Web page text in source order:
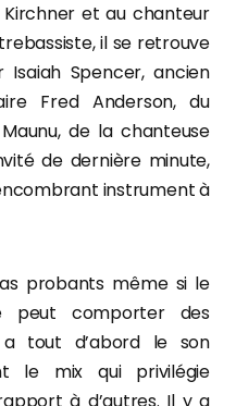
et au chanteur
il se retrouve
Spencer, ancien
Fred Anderson, du
de la chanteuse
de dernière minute,
instrument à
probants même si le
peut comporter des
tout d’abord le son
le mix qui privilégie